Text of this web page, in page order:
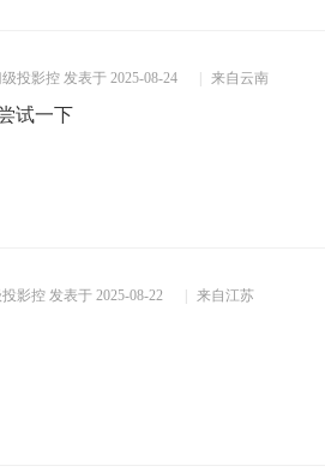
级投影控 发表于 2025-08-24 来自云南
试一下
影控 发表于 2025-08-22 来自江苏